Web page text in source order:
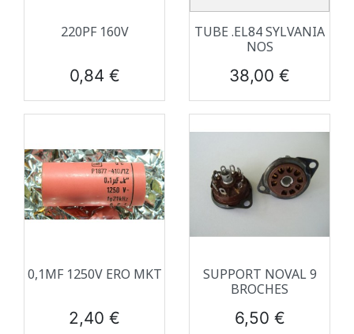
220PF 160V
Prix
0,84 €
TUBE .EL84 SYLVANIA
NOS
Prix
38,00 €
0,1ΜF 1250V ERO MKT
Prix
2,40 €
SUPPORT NOVAL 9
BROCHES
Prix
6,50 €